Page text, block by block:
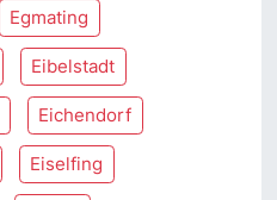
Egmating
Eibelstadt
Eichendorf
Eiselfing